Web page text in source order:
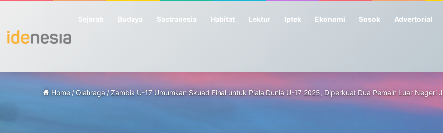
Sejarah Budaya Sastranesia Habitat Lektur Iptek Ekonomi Sosok Advertorial
Home /Olahraga/Zambia U-17 Umumkan Skuad Final untuk Piala Dunia U-17 2025, Diperkuat Dua Pemain Luar Negeri